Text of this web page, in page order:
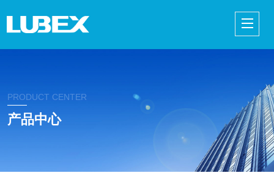
PRODUCT CENTER
产品中心